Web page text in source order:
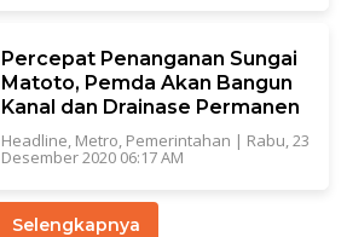
Percepat Penanganan Sungai
Matoto, Pemda Akan Bangun
Kanal dan Drainase Permanen
Headline, Metro, Pemerintahan | Rabu, 23
Desember 2020 06:17 AM
Selengkapnya